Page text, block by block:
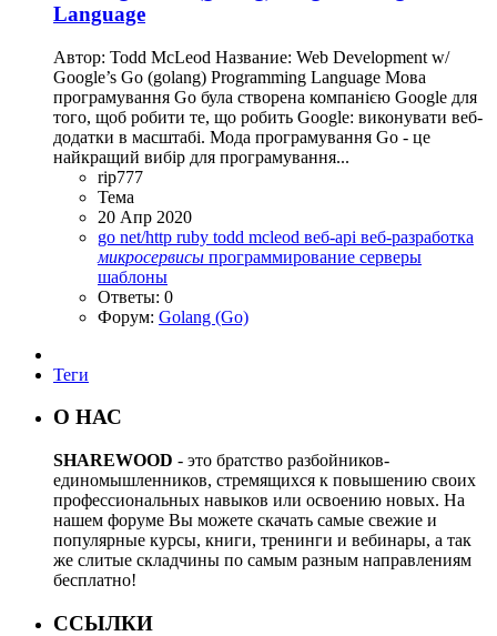
Language
Автор: Todd McLeod Название: Web Development w/
Google’s Go (golang) Programming Language Мова
програмування Go була створена компанією Google для
того, щоб робити те, що робить Google: виконувати веб-
додатки в масштабі. Мода програмування Go - це
найкращий вибір для програмування...
rip777
Тема
20 Апр 2020
go net/http ruby todd mcleod веб-api веб-разработка
микросервисы программирование серверы
шаблоны
Ответы: 0
Форум: Golang (Go)
Теги
О НАС
SHAREWOOD - это братство разбойников-
единомышленников, стремящихся к повышению своих
профессиональных навыков или освоению новых. На
нашем форуме Вы можете скачать самые свежие и
популярные курсы, книги, тренинги и вебинары, а так
же слитые складчины по самым разным направлениям
бесплатно!
ССЫЛКИ